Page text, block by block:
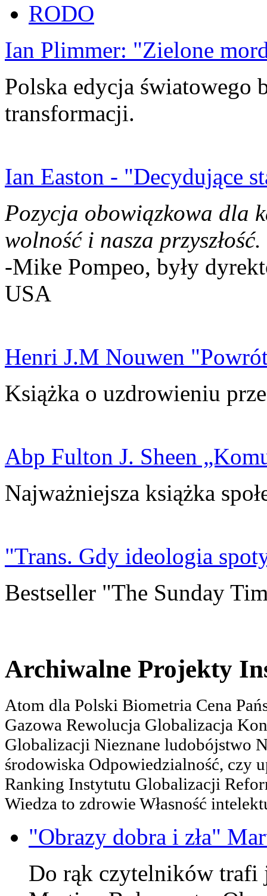
RODO
Ian Plimmer: "Zielone
Polska edycja światowego
transformacji.
Ian Easton - "Decydujące
Pozycja obowiązkowa dla
wolność i nasza przyszłość.
-Mike Pompeo, były
USA
Henri J.M Nouwen
Książka o uzdrowieniu
Abp Fulton J. Sheen
Najważniejsza książka
"Trans. Gdy ideologia
Bestseller "The Sunday
Archiwalne Projekty
Atom dla Polski Biometria Cena
Gazowa Rewolucja Globalizacja
Globalizacji Nieznane ludobójstwo
środowiska Odpowiedzialność, czy
Ranking Instytutu Globalizacji
Wiedza to zdrowie Własność
"Obrazy dobra i zła"
Do rąk czytelników trafi